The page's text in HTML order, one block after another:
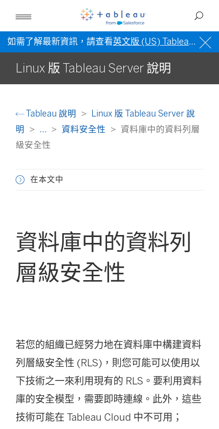
如需了解最新資訊，請查看英文版 (US) Tableau 說明
Linux 版 Tableau Server 說明
Tableau 說明
Linux 版 Tableau Server 說
明
... 資料安全性
資料庫中的資料列層
級安全性
在本文中
資料庫中的資料列
層級安全性
若您的組織已經努力地在資料庫中構建資料
列層級安全性 (RLS)，則您可能可以使用以
下技術之一來利用現有的 RLS。要利用資料
庫的安全模型，需要即時連線。此外，這些
技術可能在 Tableau Cloud 中不可用；